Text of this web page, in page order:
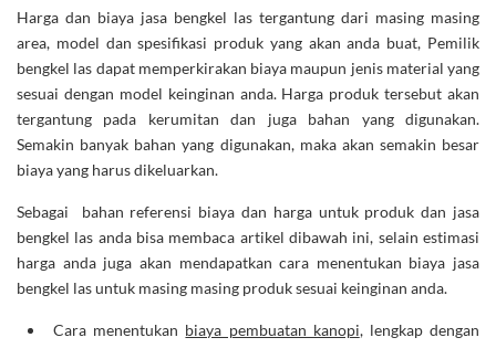
Harga dan biaya jasa bengkel las tergantung dari masing masing
area, model dan spesifikasi produk yang akan anda buat, Pemilik
bengkel las dapat memperkirakan biaya maupun jenis material yang
sesuai dengan model keinginan anda. Harga produk tersebut akan
tergantung pada kerumitan dan juga bahan yang digunakan.
Semakin banyak bahan yang digunakan, maka akan semakin besar
biaya yang harus dikeluarkan.
Sebagai bahan referensi biaya dan harga untuk produk dan jasa
bengkel las anda bisa membaca artikel dibawah ini, selain estimasi
harga anda juga akan mendapatkan cara menentukan biaya jasa
bengkel las untuk masing masing produk sesuai keinginan anda.
Cara menentukan biaya pembuatan kanopi, lengkap dengan